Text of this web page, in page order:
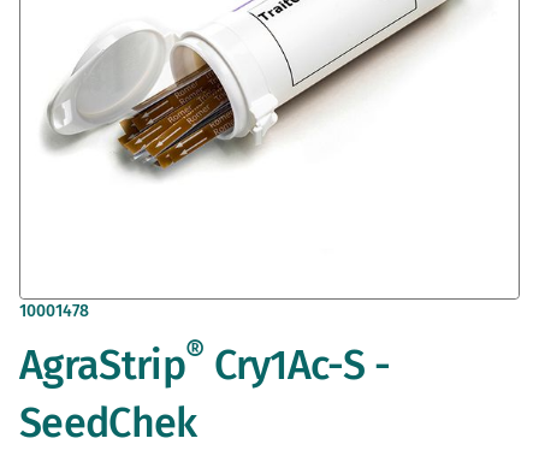
Zum
der
Bildergalerie
10001478
AgraStrip® Cry1Ac-S -
SeedChek